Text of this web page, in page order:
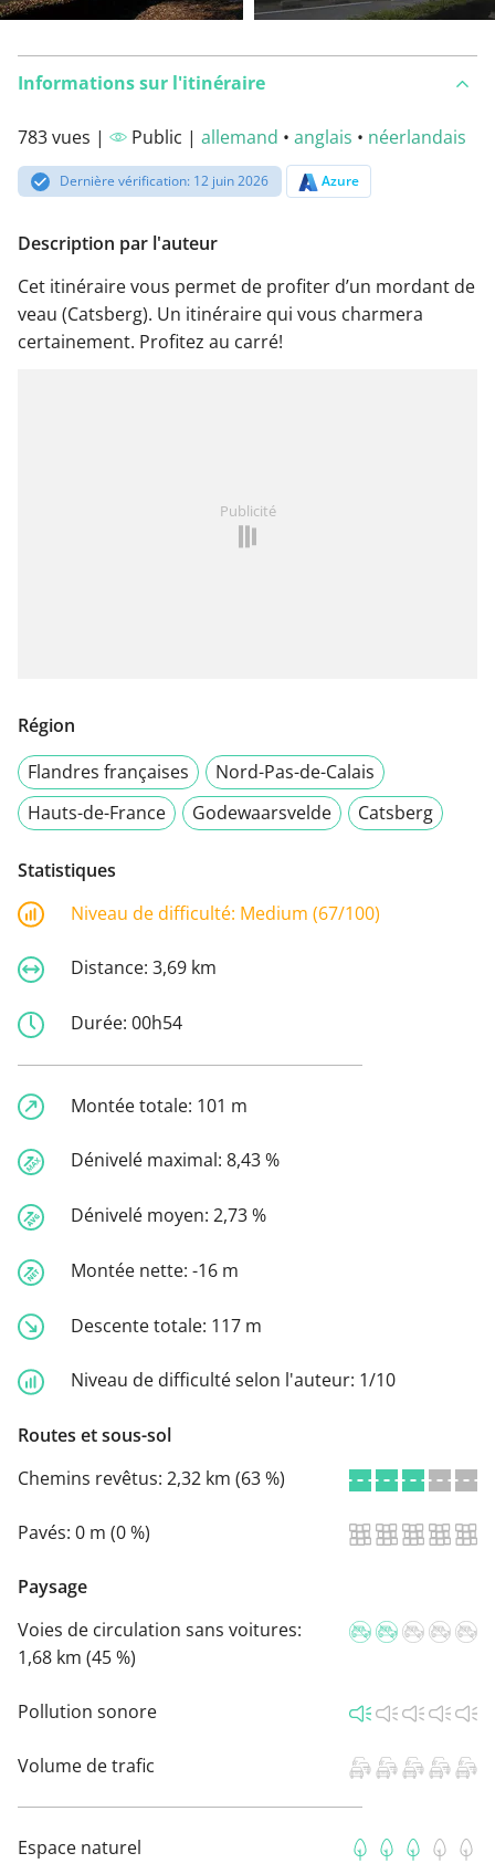
Informations sur l'itinéraire
783 vues | Public | allemand • anglais • néerlandais
Dernière vérification: 12 juin 2026 Azure
Description par l'auteur
Cet itinéraire vous permet de profiter d’un mordant de
veau (Catsberg). Un itinéraire qui vous charmera
certainement. Profitez au carré!
Publicité
Région
Flandres françaises
Nord-Pas-de-Calais
Hauts-de-France
Godewaarsvelde Catsberg
Statistiques
Niveau de difficulté: Medium (67/100)
Distance: 3,69 km
Durée: 00h54
Montée totale: 101 m
Dénivelé maximal: 8,43 %
Dénivelé moyen: 2,73 %
Montée nette: -16 m
Descente totale: 117 m
Niveau de difficulté selon l'auteur: 1/10
Routes et sous-sol
Chemins revêtus: 2,32 km (63 %)
Pavés: 0 m (0 %)
Paysage
Voies de circulation sans voitures:
1,68 km (45 %)
Pollution sonore
Volume de trafic
Espace naturel